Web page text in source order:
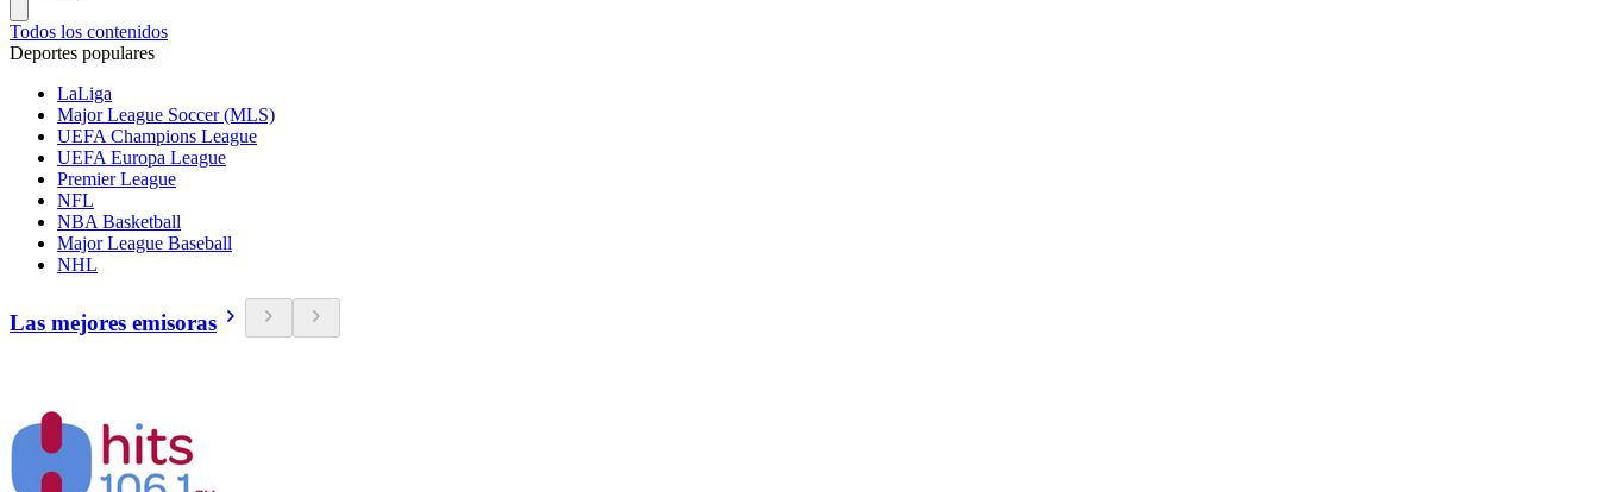
Todos los contenidos
Deportes populares
LaLiga
Major League Soccer (MLS)
UEFA Champions League
UEFA Europa League
Premier League
NFL
NBA Basketball
Major League Baseball
NHL
Las mejores emisoras